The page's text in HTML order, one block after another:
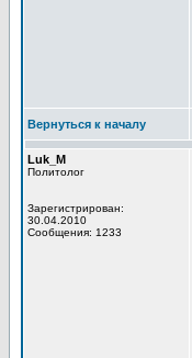
Вернуться к началу
Luk_M
Политолог
Зарегистрирован:
30.04.2010
Сообщения: 1233